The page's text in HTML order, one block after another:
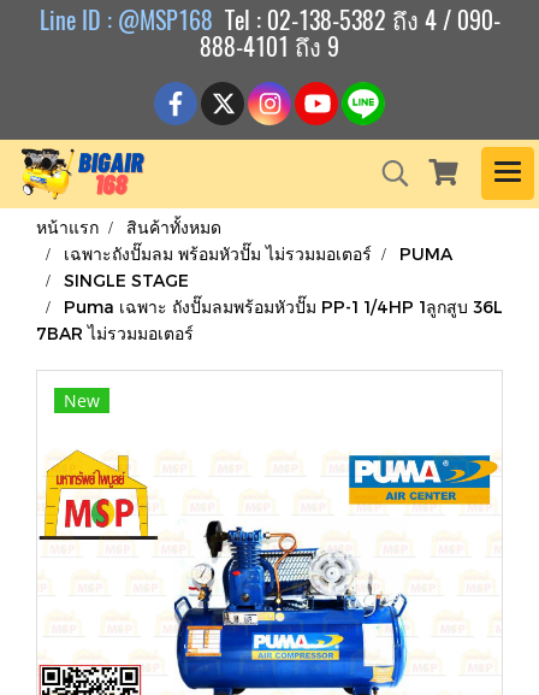
Line ID : @MSP168 Tel : 02-138-5382 ถึง 4 / 090-
888-4101 ถึง 9
หน้าแรก
สินค้าทั้งหมด
เฉพาะถังปั๊มลม พร้อมหัวปั๊ม ไม่รวมมอเตอร์
PUMA
SINGLE STAGE
Puma เฉพาะ ถังปั๊มลมพร้อมหัวปั๊ม PP-1 1/4HP 1ลูกสูบ 36L
7BAR ไม่รวมมอเตอร์
New